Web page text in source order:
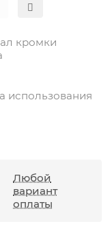
кромки
использования
Любой
вариант
оплаты